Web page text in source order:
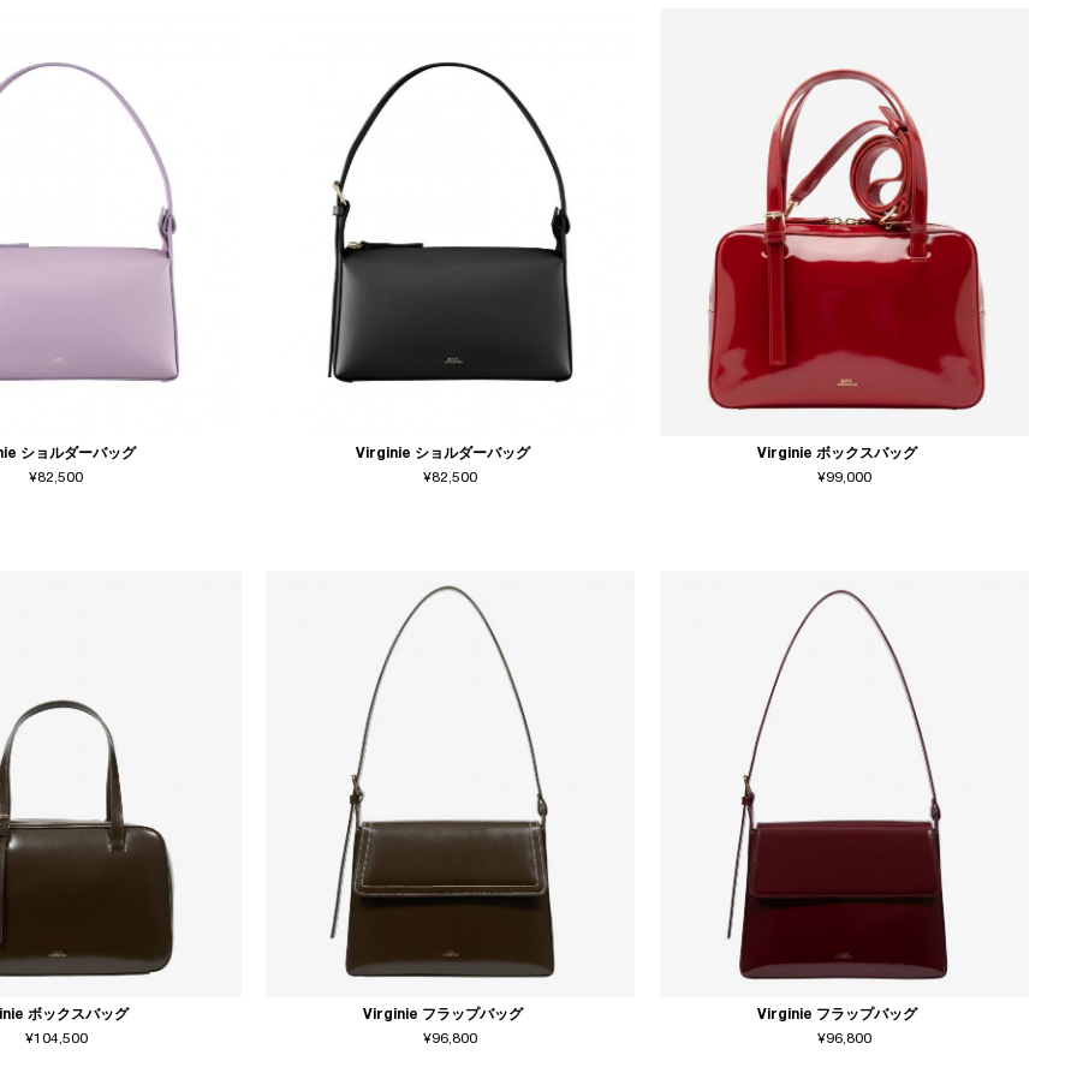
ショルダーバッグ
¥82,500
Virginie ショルダーバッグ
¥82,500
Virginie ボックスバッグ
¥99,000
ボックスバッグ
¥104,500
Virginie フラップバッグ
¥96,800
Virginie フラップバッグ
¥96,800